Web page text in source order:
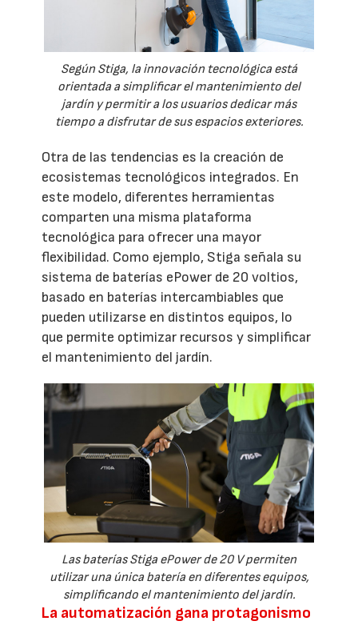
Según Stiga, la innovación tecnológica está
orientada a simplificar el mantenimiento del
jardín y permitir a los usuarios dedicar más
tiempo a disfrutar de sus espacios exteriores.
Otra de las tendencias es la creación de
ecosistemas tecnológicos integrados. En
este modelo, diferentes herramientas
comparten una misma plataforma
tecnológica para ofrecer una mayor
flexibilidad. Como ejemplo, Stiga señala su
sistema de baterías ePower de 20 voltios,
basado en baterías intercambiables que
pueden utilizarse en distintos equipos, lo
que permite optimizar recursos y simplificar
el mantenimiento del jardín.
Las baterías Stiga ePower de 20 V permiten
utilizar una única batería en diferentes equipos,
simplificando el mantenimiento del jardín.
La automatización gana protagonismo